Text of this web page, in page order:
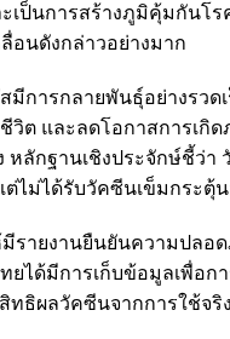
เป็นการสร้างภูมิคุ้มกันโ
อนดังกล่าวอย่างมาก
ารกลายพันธุ์อย่างรวด
ต และลดโอกาสการเกิด
หลักฐานเชิงประจักษ์ชี้ว่
ไม่ได้รับวัคซีนเข็มกระตุ้
รายงานยืนยันความปลอ
ยได้มีการเก็บข้อมูลเพื่อ
ธิผลวัคซีนจากการใช้จริ